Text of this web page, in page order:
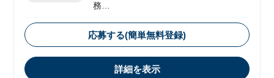
務
部生産機能を、本社の販売経理SAPへ機
能統合
応募する(簡単無料登録)
詳細を表示